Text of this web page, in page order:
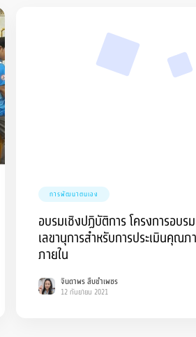
การพัฒนาตนเอง
อบรมเชิงปฏิบัติการ โครงการอบร
เลขานุการสำหรับการประเมินคุณ
ภายใน
จินดาพร สืบขำเพชร
12 กันยายน 2021